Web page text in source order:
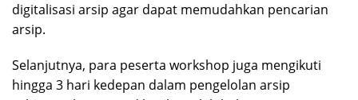
digitalisasi arsip agar dapat memudahkan pencarian
arsip.
Selanjutnya, para peserta workshop juga mengikuti
hingga 3 hari kedepan dalam pengelolan arsip